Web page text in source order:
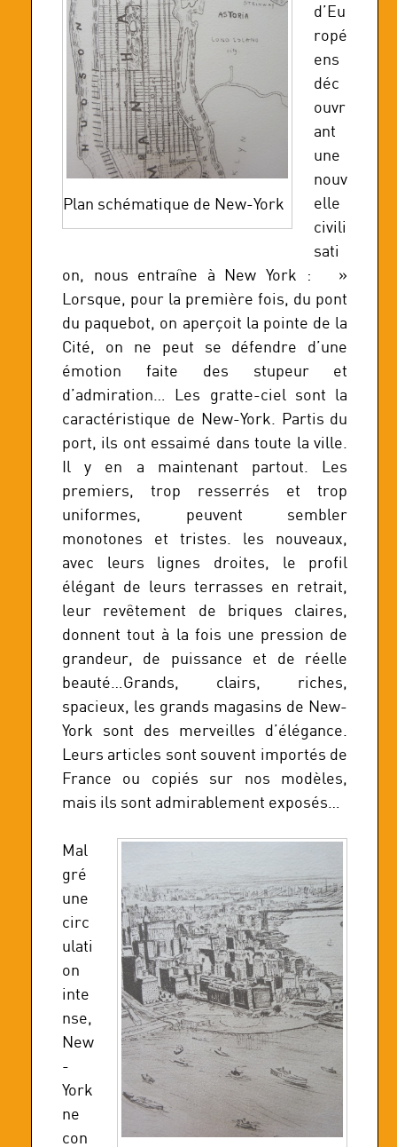
Plan schématique de New-York
d’Eu
ropé
ens
déc
ouvr
ant
une
nouv
elle
civili
sati
on, nous entraîne à New York : »
Lorsque, pour la première fois, du pont
du paquebot, on aperçoit la pointe de la
Cité, on ne peut se défendre d’une
émotion faite des stupeur et
d’admiration… Les gratte-ciel sont la
caractéristique de New-York. Partis du
port, ils ont essaimé dans toute la ville.
Il y en a maintenant partout. Les
premiers, trop resserrés et trop
uniformes, peuvent sembler
monotones et tristes. les nouveaux,
avec leurs lignes droites, le profil
élégant de leurs terrasses en retrait,
leur revêtement de briques claires,
donnent tout à la fois une pression de
grandeur, de puissance et de réelle
beauté…Grands, clairs, riches,
spacieux, les grands magasins de New-
York sont des merveilles d’élégance.
Leurs articles sont souvent importés de
France ou copiés sur nos modèles,
mais ils sont admirablement exposés…
Mal
gré
une
circ
ulati
on
inte
nse,
New
-
York
ne
con